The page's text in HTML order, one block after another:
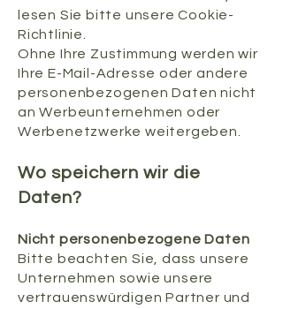
lesen Sie bitte unsere Cookie-
Richtlinie.
Ohne Ihre Zustimmung werden wir
Ihre E-Mail-Adresse oder andere
personenbezogenen Daten nicht
an Werbeunternehmen oder
Werbenetzwerke weitergeben.
​Wo speichern wir die
Daten?
Nicht personenbezogene Daten
Bitte beachten Sie, dass unsere
Unternehmen sowie unsere
vertrauenswürdigen Partner und